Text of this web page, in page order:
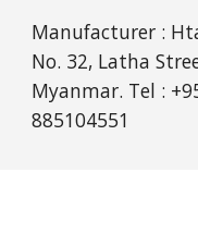
Manufacturer :
No. 32, Latha
Myanmar. Tel :
885104551